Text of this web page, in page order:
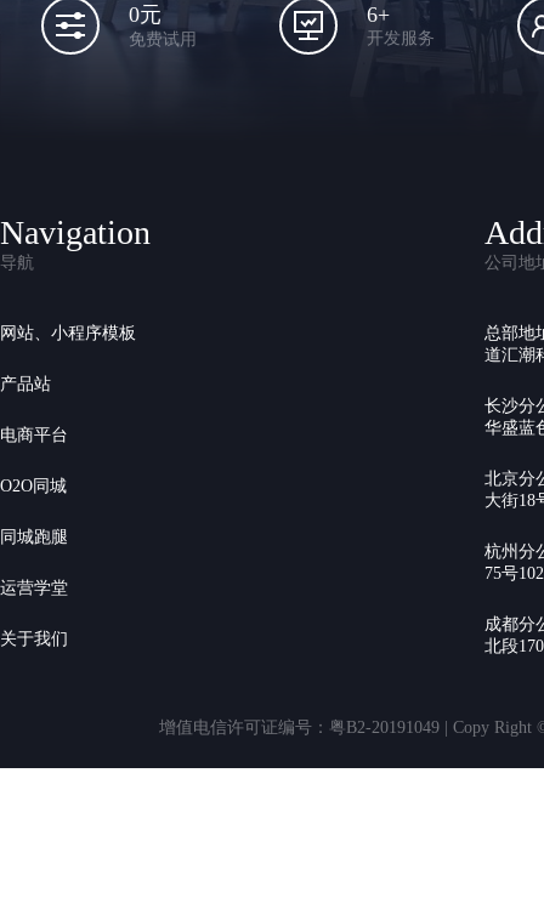
0元
免费试用
6+
开发服务
Navigation
导航
网站、小程序模板
产品站
电商平台
O2O同城
同城跑腿
运营学堂
关于我们
公司地
总部地
道汇潮
长沙分
华盛蓝
北京分
大街18
杭州分
75号
成都分
北段
增值电信许可证编号：粤B2-20191049 | Copy